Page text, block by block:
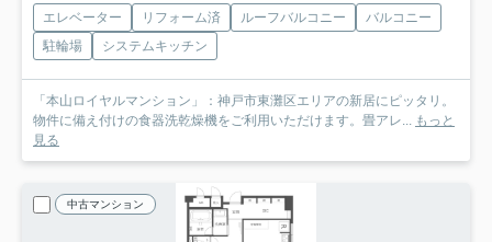
エレベーター リフォーム済 ルーフバルコニー
バルコニー
駐輪場
システムキッチン
「本山ロイヤルマンション」：神戸市東灘区エリアの新居にピッタリ。
物件に備え付けの食器洗乾燥機をご利用いただけます。畳アレ... もっと
見る
中古マンション